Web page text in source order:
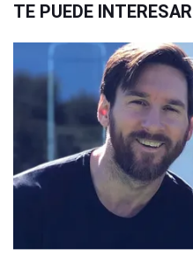
TE PUEDE INTERESAR